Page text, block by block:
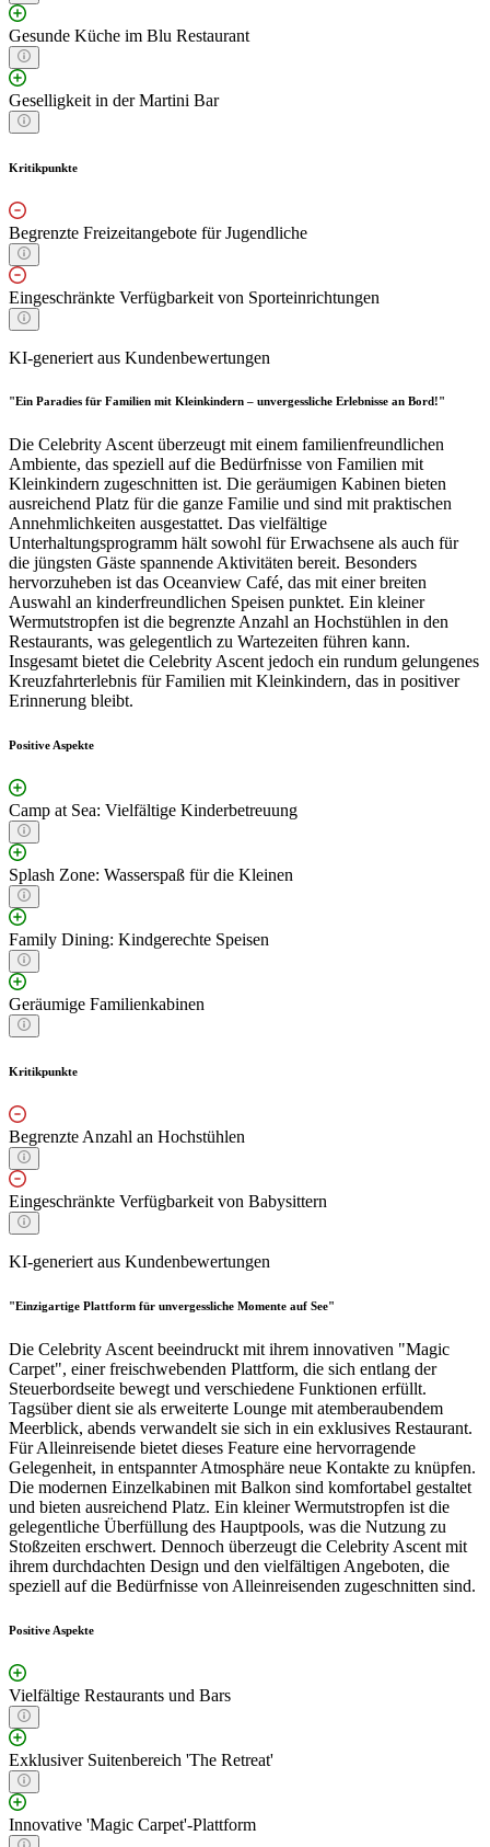
Gesunde Küche im Blu Restaurant
Geselligkeit in der Martini Bar
Kritikpunkte
Begrenzte Freizeitangebote für Jugendliche
Eingeschränkte Verfügbarkeit von Sporteinrichtungen
KI-generiert aus Kundenbewertungen
"Ein Paradies für Familien mit Kleinkindern – unvergessliche Erlebnisse an Bord!"
Die Celebrity Ascent überzeugt mit einem familienfreundlichen
Ambiente, das speziell auf die Bedürfnisse von Familien mit
Kleinkindern zugeschnitten ist. Die geräumigen Kabinen bieten
ausreichend Platz für die ganze Familie und sind mit praktischen
Annehmlichkeiten ausgestattet. Das vielfältige
Unterhaltungsprogramm hält sowohl für Erwachsene als auch für
die jüngsten Gäste spannende Aktivitäten bereit. Besonders
hervorzuheben ist das Oceanview Café, das mit einer breiten
Auswahl an kinderfreundlichen Speisen punktet. Ein kleiner
Wermutstropfen ist die begrenzte Anzahl an Hochstühlen in den
Restaurants, was gelegentlich zu Wartezeiten führen kann.
Insgesamt bietet die Celebrity Ascent jedoch ein rundum gelungenes
Kreuzfahrterlebnis für Familien mit Kleinkindern, das in positiver
Erinnerung bleibt.
Positive Aspekte
Camp at Sea: Vielfältige Kinderbetreuung
Splash Zone: Wasserspaß für die Kleinen
Family Dining: Kindgerechte Speisen
Geräumige Familienkabinen
Kritikpunkte
Begrenzte Anzahl an Hochstühlen
Eingeschränkte Verfügbarkeit von Babysittern
KI-generiert aus Kundenbewertungen
"Einzigartige Plattform für unvergessliche Momente auf See"
Die Celebrity Ascent beeindruckt mit ihrem innovativen "Magic
Carpet", einer freischwebenden Plattform, die sich entlang der
Steuerbordseite bewegt und verschiedene Funktionen erfüllt.
Tagsüber dient sie als erweiterte Lounge mit atemberaubendem
Meerblick, abends verwandelt sie sich in ein exklusives Restaurant.
Für Alleinreisende bietet dieses Feature eine hervorragende
Gelegenheit, in entspannter Atmosphäre neue Kontakte zu knüpfen.
Die modernen Einzelkabinen mit Balkon sind komfortabel gestaltet
und bieten ausreichend Platz. Ein kleiner Wermutstropfen ist die
gelegentliche Überfüllung des Hauptpools, was die Nutzung zu
Stoßzeiten erschwert. Dennoch überzeugt die Celebrity Ascent mit
ihrem durchdachten Design und den vielfältigen Angeboten, die
speziell auf die Bedürfnisse von Alleinreisenden zugeschnitten sind.
Positive Aspekte
Vielfältige Restaurants und Bars
Exklusiver Suitenbereich 'The Retreat'
Innovative 'Magic Carpet'-Plattform